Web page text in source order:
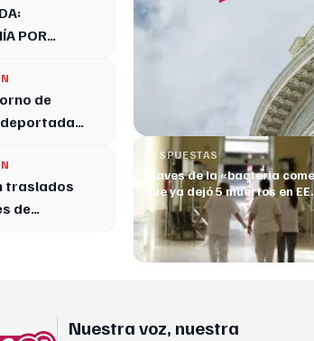
POR
de
traslados
de
RESPUESTAS
Claves de la «bacteria
que ya dejó 5 muertos en
Nuestra voz, nuestra